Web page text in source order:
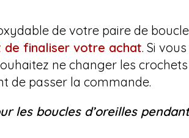
de votre paire de
finaliser votre achat. Si
ne changer les
de passer la commande.
les boucles d’oreilles